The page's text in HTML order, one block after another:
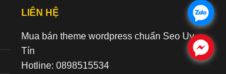
LIÊN HỆ
Mua bán theme wordpress chuẩn Seo Uy
Tín
Hotline: 0898515534
.
.